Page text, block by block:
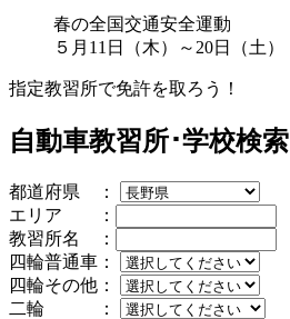
春の全国交通安全運動
５月11日（木）～20日（土）
指定教習所で免許を取ろう！
自動車教習所･学校検索
都道府県 ：
エリア ：
教習所名 ：
四輪普通車：
四輪その他：
二輪 ：